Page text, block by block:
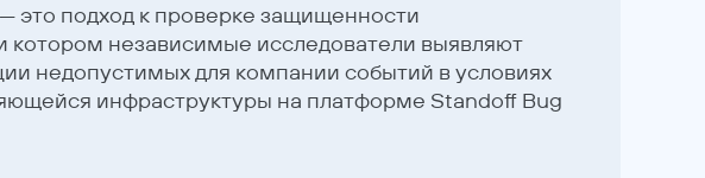
это подход к проверке защищенности
котором независимые исследователи выявляют
недопустимых для компании событий в условиях
инфраструктуры на платформе Standoff Bug